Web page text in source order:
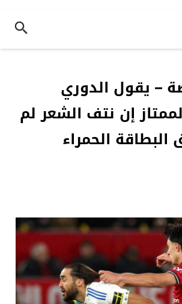
– يقول الدوري
إن نتف الشعر لم
الحمراء